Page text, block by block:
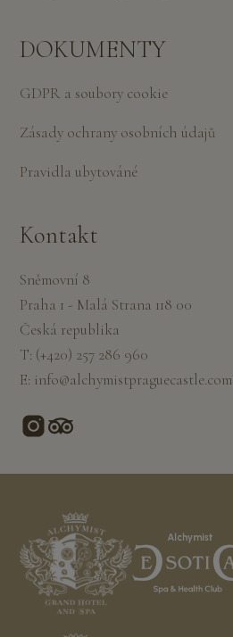
DOKUMENTY
GDPR a soubory cookie
Zásady ochrany osobních údajů
Pravidla ubytováné
Kontakt
Sněmovní 8
Praha 1 - Malá Strana 118 00
Česká republika
T: (+420) 257 286 960
E: info@alchymistpraguecastle.com